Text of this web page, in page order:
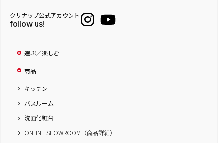
クリナップ公式アカウント
follow us!
選ぶ／楽しむ
商品
キッチン
バスルーム
洗面化粧台
ONLINE SHOWROOM（商品詳細）